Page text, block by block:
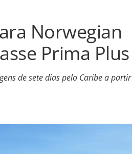
Norwegian
Prima Plus
de sete dias pelo Caribe a